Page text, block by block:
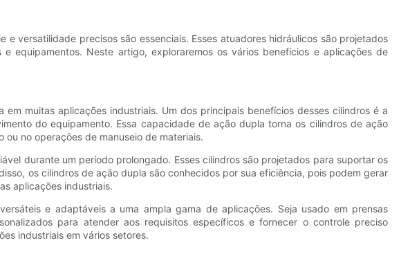
versatilidade precisos são essenciais. Esses atuadores hidráulicos são projetados
equipamentos. Neste artigo, exploraremos os vários benefícios e aplicações de
muitas aplicações industriais. Um dos principais benefícios desses cilindros é a
do equipamento. Essa capacidade de ação dupla torna os cilindros de ação
no operações de manuseio de materiais.
durante um período prolongado. Esses cilindros são projetados para suportar os
os cilindros de ação dupla são conhecidos por sua eficiência, pois podem gerar
aplicações industriais.
e adaptáveis ​​a uma ampla gama de aplicações. Seja usado em prensas
para atender aos requisitos específicos e fornecer o controle preciso
industriais em vários setores.